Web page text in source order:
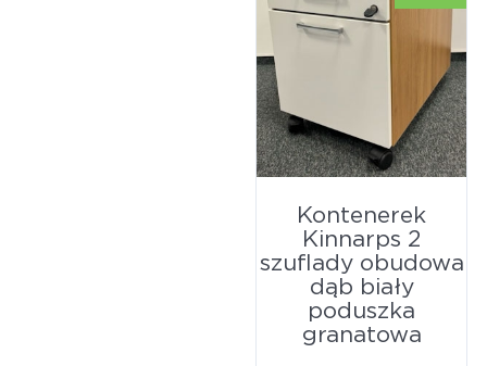
Kontenerek
Kinnarps 2
szuflady obudowa
dąb biały
poduszka
granatowa